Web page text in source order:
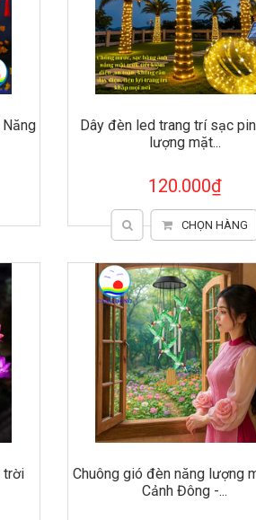
Dây đèn led trang trí sạc
lượng mặt...
120.000₫
CHỌN HÀNG
trời
Chuông gió đèn năng lượng
Cảnh Đông -...